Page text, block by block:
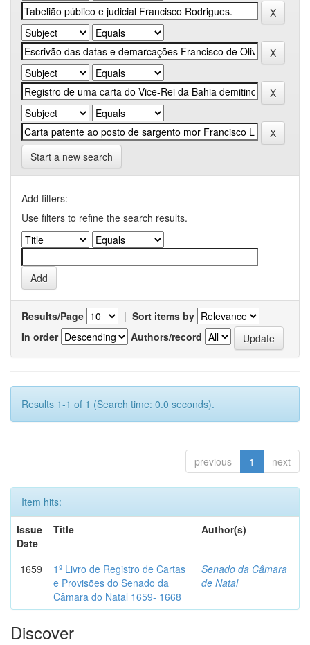
Start a new search
Add filters:
Use filters to refine the search results.
Results/Page | Sort items by
In order
Authors/record
Results 1-1 of 1 (Search time: 0.0 seconds).
previous 1 next
Item hits:
Issue
Date
Title Author(s)
1659
1º Livro de Registro de Cartas
e Provisões do Senado da
Câmara do Natal 1659- 1668
Senado da Câmara
de Natal
Discover